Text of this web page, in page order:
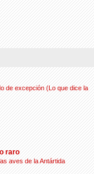
de excepción (Lo que dice la
raro
aves de la Antártida